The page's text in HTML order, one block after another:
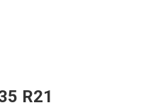
R21